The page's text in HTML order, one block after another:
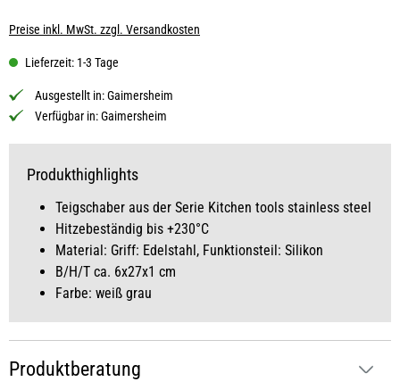
Produkthighlights
Teigschaber aus der Serie Kitchen tools stainless steel
Hitzebeständig bis +230°C
Material: Griff: Edelstahl, Funktionsteil: Silikon
B/H/T ca. 6x27x1 cm
Farbe: weiß grau
Preise inkl. MwSt. zzgl. Versandkosten
Lieferzeit: 1-3 Tage
Ausgestellt in:Gaimersheim
Verfügbar in:Gaimersheim
Produktberatung